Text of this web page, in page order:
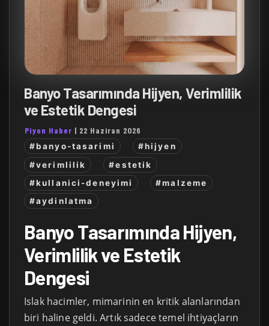
Banyo Tasarımında Hijyen, Verimlilik
ve Estetik Dengesi
Piyon Haber | 22 Haziran 2026
#banyo-tasarimi
#hijyen
#verimlilik
#estetik
#kullanici-deneyimi
#malzeme
#aydinlatma
Banyo Tasarımında Hijyen,
Verimlilik ve Estetik
Dengesi
Islak hacimler, mimarinin en kritik alanlarından
biri haline geldi. Artık sadece temel ihtiyaçların